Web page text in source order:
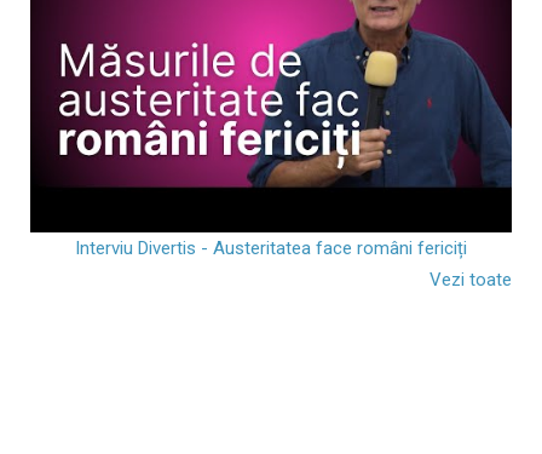
Interviu Divertis - Austeritatea face români fericiți
Vezi toate